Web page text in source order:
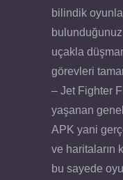
bilindik
uçakla
görevleri
– Jet Fighter
yaşanan
APK yani
ve haritaların
bu sayede